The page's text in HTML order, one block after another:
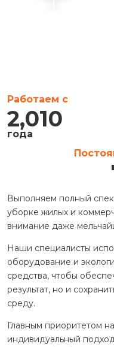
Работаем с
2,010
года
Выполняем полный
уборке жилых и
внимание даже
Наши специалисты
оборудование и
средства, чтобы
результат, но и
среду.
Главным приоритетом
индивидуальный